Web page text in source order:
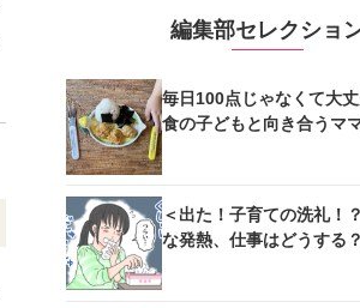
編集部セレクショ
毎日100点じゃなくて大
食の子どもと向き合うマ
＜出た！子育ての洗礼！
な発熱、仕事はどうする